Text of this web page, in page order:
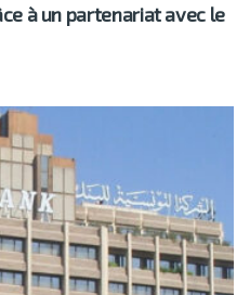
à un partenariat avec le